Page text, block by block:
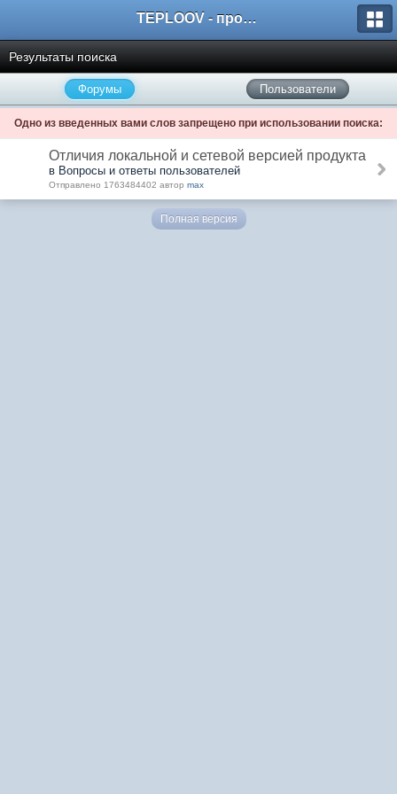
TEPLOOV - программный комплекс для расчёта систем отопления и вентиляции
Результаты поиска
Форумы Пользователи
Одно из введенных вами слов запрещено при использовании поиска:
Отличия локальной и сетевой версией продукта
в Вопросы и ответы пользователей
Отправлено 1763484402 автор max
Полная версия